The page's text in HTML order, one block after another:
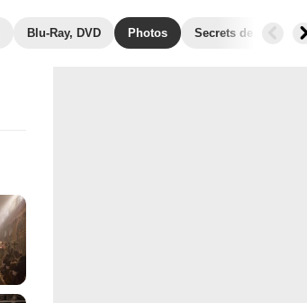
Blu-Ray, DVD Photos Secrets de tournage